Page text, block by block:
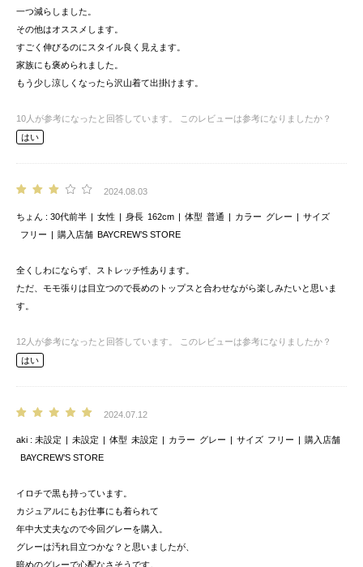
一つ減らしました。
その他はオススメします。
すごく伸びるのにスタイル良く見えます。
家族にも褒められました。
もう少し涼しくなったら沢山着て出掛けます。
10 人が参考になったと回答しています。
このレビューは参考になりましたか？
はい
2024.08.03
ちょん 30代前半 女性 身長 162cm 体型 普通 カラー グレー
サイズ
フリー
購入店舗 BAYCREW’S STORE
全くしわにならず、ストレッチ性あります。
ただ、モモ張りは目立つので長めのトップスと合わせながら楽しみたいと思いま
す。
12 人が参考になったと回答しています。
このレビューは参考になりましたか？
はい
2024.07.12
aki 未設定 未設定 体型 未設定 カラー グレー サイズ フリー
購入店舗
BAYCREW’S STORE
イロチで黒も持っています。
カジュアルにもお仕事にも着られて
年中大丈夫なので今回グレーを購入。
グレーは汚れ目立つかな？と思いましたが、
暗めのグレーで心配なさそうです。